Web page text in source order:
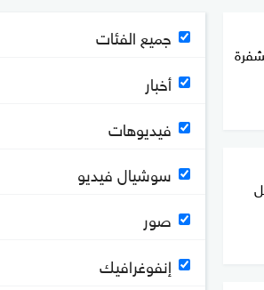
جميع الفئات
أخبار
فيديوهات
سوشيال فيديو
صور
إنفوغرافيك